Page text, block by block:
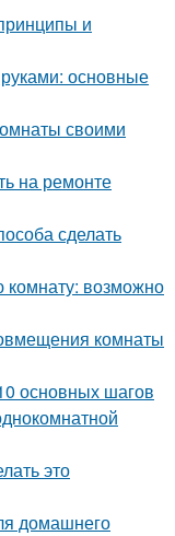
и
основные
своими
на ремонте
сделать
комнату: возможно
комнаты
основных шагов
это
домашнего